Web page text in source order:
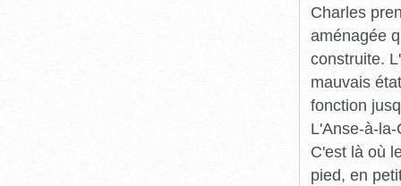
Charles
aménagée
construite.
mauvais
fonction
L'Anse-à-
C'est là où
pied, en